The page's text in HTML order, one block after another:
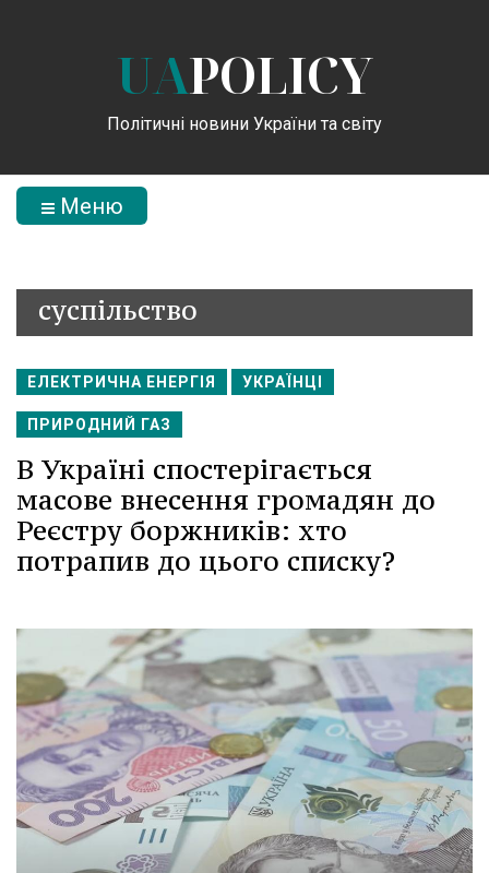
UAPOLICY
Політичні новини України та світу
Меню
суспільство
ЕЛЕКТРИЧНА ЕНЕРГІЯ УКРАЇНЦІ
ПРИРОДНИЙ ГАЗ
В Україні спостерігається
масове внесення громадян до
Реєстру боржників: хто
потрапив до цього списку?